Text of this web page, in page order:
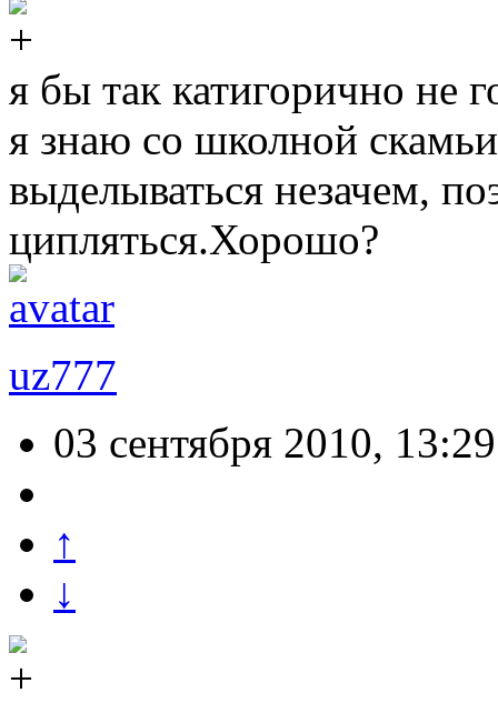
я бы так катигорично не
я знаю со школной
выделываться незачем,
ципляться.Хорошо?
uz777
03 сентября 2010, 13:29
↑
↓